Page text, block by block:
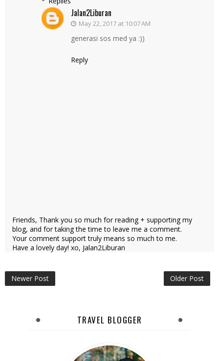
Jalan2Liburan
May 22, 2017 at 10:07 AM
generasi sos med ya :))
Reply
Friends, Thank you so much for reading + supporting my
blog, and for taking the time to leave me a comment.
Your comment support truly means so much to me.
Have a lovely day! xo, Jalan2Liburan
Newer Post Older Post
TRAVEL BLOGGER